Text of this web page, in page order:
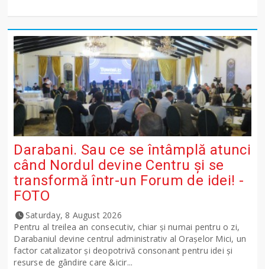
Darabani. Sau ce se întâmplă atunci
când Nordul devine Centru și se
transformă într-un Forum de idei! -
FOTO
Saturday, 8 August 2026
Pentru al treilea an consecutiv, chiar și numai pentru o zi,
Darabaniul devine centrul administrativ al Orașelor Mici, un
factor catalizator și deopotrivă consonant pentru idei și
resurse de gândire care &icir...